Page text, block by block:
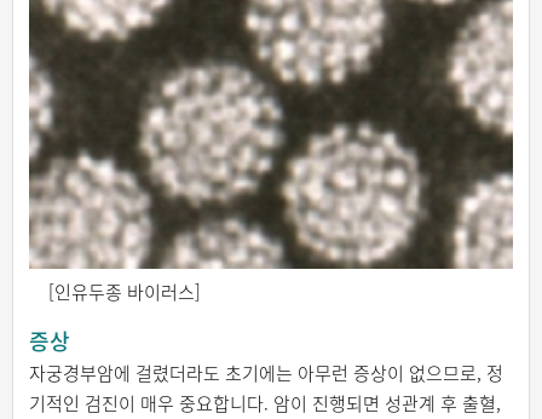
[인유두종 바이러스]
증상
자궁경부암에 걸렸더라도 초기에는 아무런 증상이 없으므로, 정
기적인 검진이 매우 중요합니다. 암이 진행되면 성관계 후 출혈,